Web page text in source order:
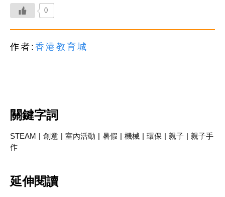
0
作者: 香港教育城
關鍵字詞
STEAM | 創意 | 室內活動 | 暑假 | 機械 | 環保 | 親子 | 親子手
作
延伸閱讀